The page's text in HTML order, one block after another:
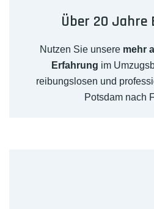
Über 20 Jahre
Nutzen Sie unsere mehr
Erfahrung im
reibungslosen und
Potsdam nach